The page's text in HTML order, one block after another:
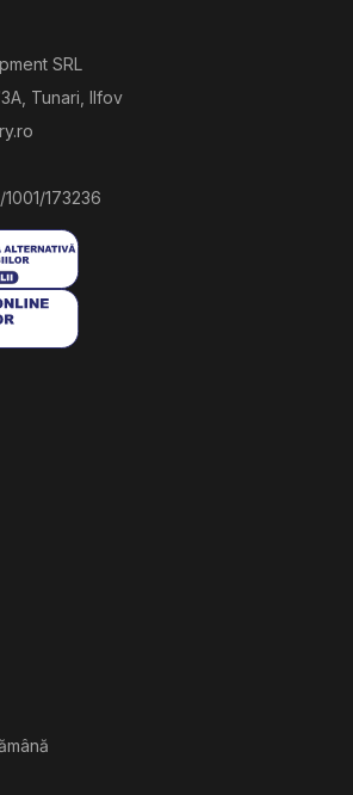
SRL
Tunari, Ilfov
173236